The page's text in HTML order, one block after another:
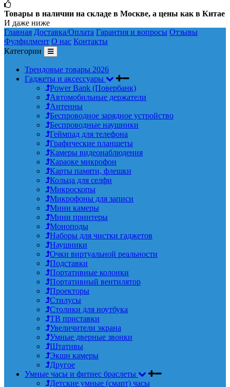
Товары в наличии на складе в Москве, а цены как в Китае
И даже ниже
Главная Доставка/Оплата Гарантия и вопросы Отзывы
Фулфилмент О нас Контакты
Категории
Трендовые товары 2026
Гаджеты и аксессуары
Power Bank (Повербанк)
Автомобильные держатели
Антенны
Беспроводное зарядное устройство
Беспроводные наушники
Геймпад для телефона
Графические планшеты
Камеры видеонаблюдения
Караоке микрофон
Карты памяти, флешки
Кольца для селфи
Микроскопы
Микрофоны для записи
Мини камеры
Мини принтеры
Моноподы
Наборы для чистки гаджетов
Наушники
Очки виртуальной реальности
Подставки
Портативные колонки
Портативный вентилятор
Проекторы
Стилусы
Столики для ноутбука
ТВ приставки
Увеличители экрана
Умные дверные звонки
Штативы
Экшн камеры
Другое
Умные часы и фитнес браслеты
Детские умные (смарт) часы